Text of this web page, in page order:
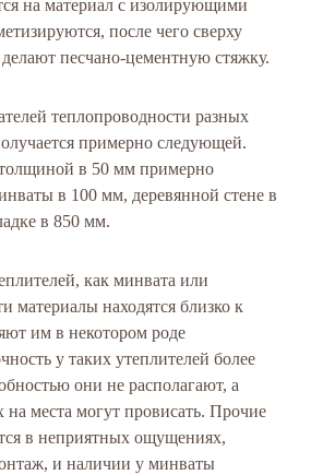
на материал с изолирующими
после чего сверху
песчано-цементную стяжку.
теплопроводности разных
примерно следующей.
в 50 мм примерно
в 100 мм, деревянной стене в
в 850 мм.
как минвата или
материалы находятся близко к
им в некотором роде
у таких утеплителей более
они не располагают, а
на места могут провисать. Прочие
в неприятных ощущениях,
и наличии у минваты